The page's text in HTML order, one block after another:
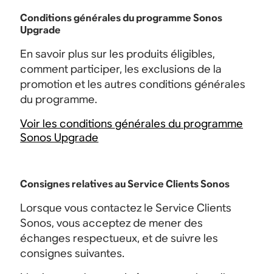
Conditions générales du programme Sonos
Upgrade
En savoir plus sur les produits éligibles,
comment participer, les exclusions de la
promotion et les autres conditions générales
du programme.
Voir les conditions générales du programme
Sonos Upgrade
Consignes relatives au Service Clients Sonos
Lorsque vous contactez le Service Clients
Sonos, vous acceptez de mener des
échanges respectueux, et de suivre les
consignes suivantes.